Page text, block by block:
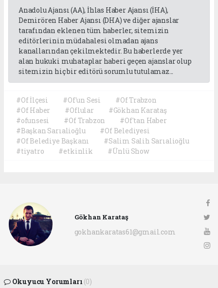
Anadolu Ajansı (AA), İhlas Haber Ajansı (İHA),
Demirören Haber Ajansı (DHA) ve diğer ajanslar
tarafından eklenen tüm haberler, sitemizin
editörlerinin müdahalesi olmadan ajans
kanallarından çekilmektedir. Bu haberlerde yer
alan hukuki muhataplar haberi geçen ajanslar olup
sitemizin hiç bir editörü sorumlu tutulamaz...
#Of İlçesi #Of'un Sesi
#Of Trabzon
#Of Haber
#Oflular
#Gökhan Karataş
#ofunsesi
#Of Trabzon
#Of'tan Haber
#Başkan Sarıalioğlu
#Of Belediyesi
#Of Belediye Başkanı
#Salim Salih Sarıalioğlu
#tiyatro
#etkinlik #Ünlü Show
Gökhan Karataş
gokhankaratas61@gmail.com
Okuyucu Yorumları (0)